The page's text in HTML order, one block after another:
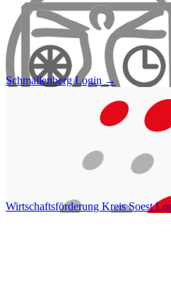
Schmallenberg Login →
Wirtschaftsförderung Kreis Soest